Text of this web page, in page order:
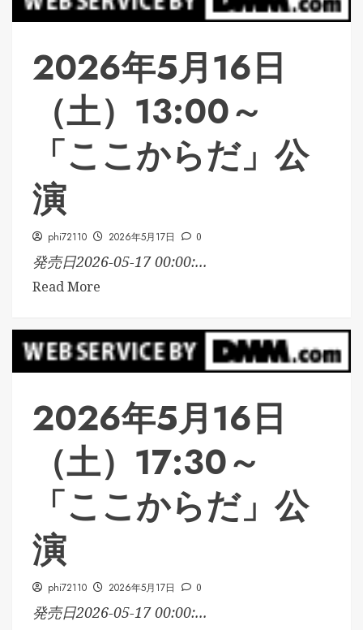
2026年5月16日
（土）13:00～
「ここからだ」公
演
phi72110 2026年5月17日 0
発売日2026-05-17 00:00:...
Read More
2026年5月16日
（土）17:30～
「ここからだ」公
演
phi72110 2026年5月17日 0
発売日2026-05-17 00:00:...